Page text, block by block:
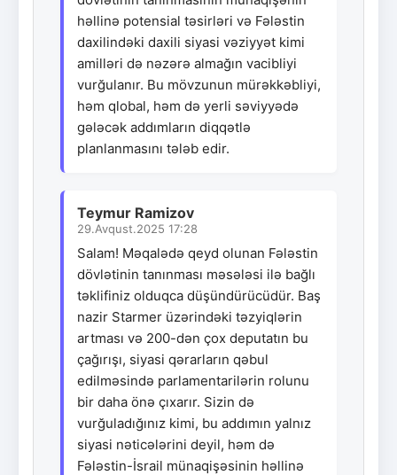
həllinə potensial təsirləri və Fələstin
daxilindəki daxili siyasi vəziyyət kimi
amilləri də nəzərə almağın vacibliyi
vurğulanır. Bu mövzunun mürəkkəbliyi,
həm qlobal, həm də yerli səviyyədə
gələcək addımların diqqətlə
planlanmasını tələb edir.
Teymur Ramizov
29.Avqust.2025 17:28
Salam! Məqalədə qeyd olunan Fələstin
dövlətinin tanınması məsələsi ilə bağlı
təklifiniz olduqca düşündürücüdür. Baş
nazir Starmer üzərindəki təzyiqlərin
artması və 200-dən çox deputatın bu
çağırışı, siyasi qərarların qəbul
edilməsində parlamentarilərin rolunu
bir daha önə çıxarır. Sizin də
vurğuladığınız kimi, bu addımın yalnız
siyasi nəticələrini deyil, həm də
Fələstin-İsrail münaqişəsinin həllinə